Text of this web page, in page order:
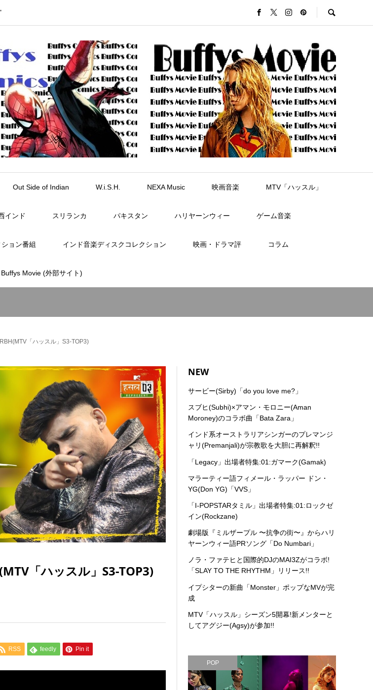
Out Side of Indian W.i.S.H. NEXA Music 映画音楽 MTV「ハッスル」
インド スリランカ パキスタン ハリヤーンウィー ゲーム音楽
ョン番組 インド音楽ディスクコレクション 映画・ドラマ評 コラム
Buffys Movie (外部サイト)
「ハッスル」S3-TOP3)
「ハッスル」S3-TOP3)
RSS feedly Pin it
NEW
サービー(Sirby)「do you love me?」
スブヒ(Subhi)×アマン・モロニー(Aman
Moroney)のコラボ曲「Bata Zara」
インド系オーストラリアシンガーのプレマンジ
ャリ(Premanjali)が宗教歌を大胆に再解釈!!
「Legacy」出場者特集:01:ガマーク(Gamak)
マラーティー語フィメール・ラッパー ドン・
YG(Don YG)「VVS」
「I-POPSTARタミル」出場者特集:01:ロックゼ
イン(Rockzane)
劇場版『ミルザープル 〜抗争の街〜』からハリ
ヤーンウィー語PRソング「Do Numbari」
ノラ・ファテヒと国際的DJのMAI3Zがコラボ!
「SLAY TO THE RHYTHM」リリース!!
イプシターの新曲「Monster」ポップなMVが完
成
MTV「ハッスル」シーズン5開幕!新メンターと
してアグジー(Agsy)が参加!!
POP